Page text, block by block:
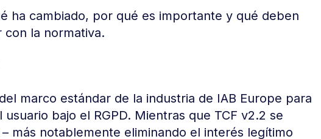
ha cambiado, por qué es importante y qué deben
la normativa.
marco estándar de la industria de IAB Europe para
bajo el RGPD. Mientras que TCF v2.2 se
más notablemente eliminando el interés legítimo